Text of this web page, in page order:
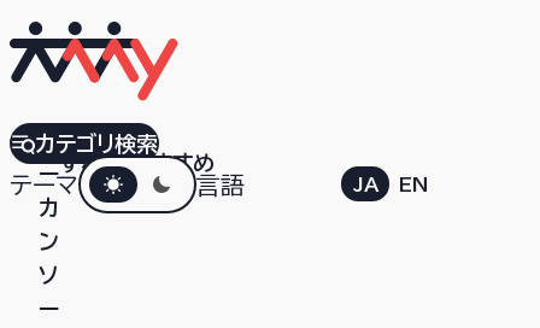
すべておすすめ
テーマダークモード言語 JA EN
カテゴリ検索
ア
ー
カ
ン
ソ
ー